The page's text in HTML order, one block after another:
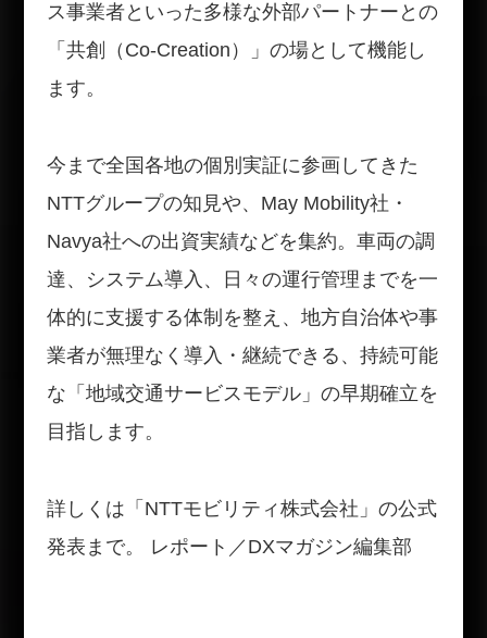
ス事業者といった多様な外部パートナーとの
「共創（Co-Creation）」の場として機能し
ます。
今まで全国各地の個別実証に参画してきた
NTTグループの知見や、May Mobility社・
Navya社への出資実績などを集約。車両の調
達、システム導入、日々の運行管理までを一
体的に支援する体制を整え、地方自治体や事
業者が無理なく導入・継続できる、持続可能
な「地域交通サービスモデル」の早期確立を
目指します。
詳しくは「NTTモビリティ株式会社」の公式
発表まで。 レポート／DXマガジン編集部